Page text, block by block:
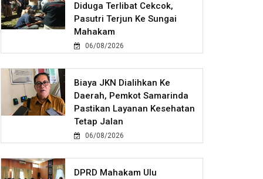
Diduga Terlibat Cekcok,
Pasutri Terjun Ke Sungai
Mahakam
06/08/2026
Biaya JKN Dialihkan Ke
Daerah, Pemkot Samarinda
Pastikan Layanan Kesehatan
Tetap Jalan
06/08/2026
DPRD Mahakam Ulu